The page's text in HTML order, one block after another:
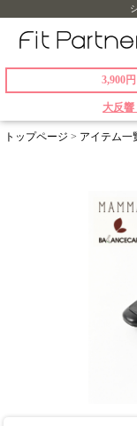
3,900
大反
トップページ > アイテム一